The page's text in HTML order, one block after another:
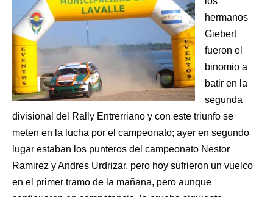
hermanos
Giebert
fueron el
binomio a
batir en la
segunda
divisional del Rally Entrerriano y con este triunfo se
meten en la lucha por el campeonato; ayer en segundo
lugar estaban los punteros del campeonato Nestor
Ramirez y Andres Urdrizar, pero hoy sufrieron un vuelco
en el primer tramo de la mañana, pero aunque